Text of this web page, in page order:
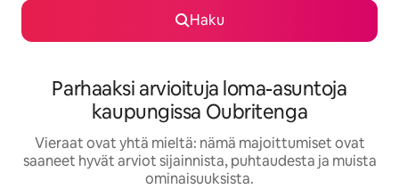
Haku
Parhaaksi arvioituja loma-asuntoja
kaupungissa Oubritenga
Vieraat ovat yhtä mieltä: nämä majoittumiset ovat
saaneet hyvät arviot sijainnista, puhtaudesta ja muista
ominaisuuksista.